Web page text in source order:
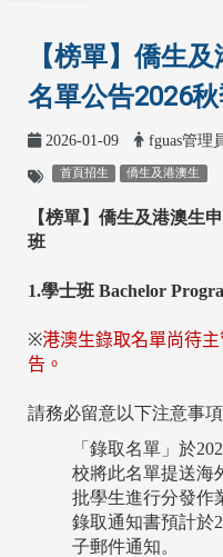
【榜單】僑生
名單公告2026
2026-01-09 fguas管理
首頁招生 僑生及港澳生
【榜單】僑生及港澳生
班
1.學士班 Bachelor
※港澳生錄取名單尚待
告。
請務必留意以下注意事項
「錄取名單」於
校將此名單提送海
批學生進行分發作
錄取通知書預計於
子郵件通知。